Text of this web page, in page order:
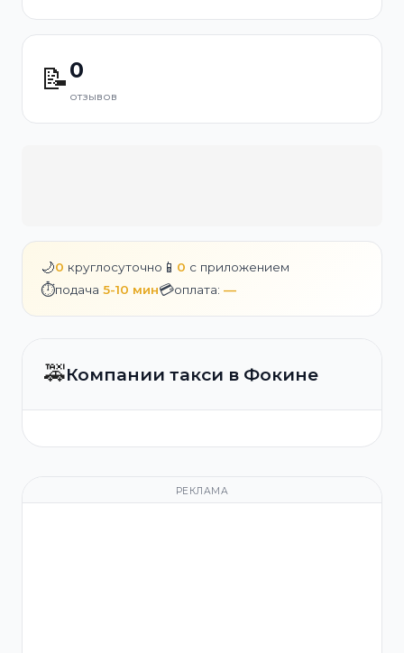
📝0
отзывов
🌙0 круглосуточно 📱 0 с приложением
⏱️подача 5-10 мин💳оплата: —
🚕Компании такси в Фокине
РЕКЛАМА